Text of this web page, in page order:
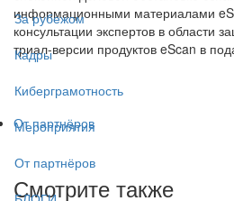
За рубежом
Кадры
Киберграмотность
Мероприятия
От партнёров
информационными материалами
консультации экспертов в области
триал-версии продуктов eScan в
От партнёров
Смотрите также